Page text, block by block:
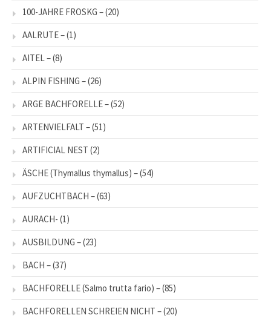
100-JAHRE FROSKG –(20)
AALRUTE –(1)
AITEL –(8)
ALPIN FISHING –(26)
ARGE BACHFORELLE –(52)
ARTENVIELFALT –(51)
ARTIFICIAL NEST (2)
ÄSCHE (Thymallus thymallus) –(54)
AUFZUCHTBACH –(63)
AURACH- (1)
AUSBILDUNG –(23)
BACH –(37)
BACHFORELLE (Salmo trutta fario) –(85)
BACHFORELLEN SCHREIEN NICHT –(20)